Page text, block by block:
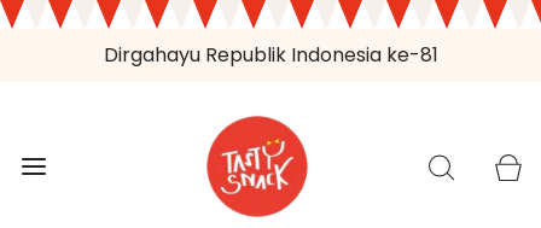
Dirgahayu Republik Indonesia ke-81